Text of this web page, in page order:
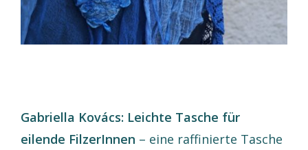
Gabriella Kovács: Leichte Tasche für
eilende FilzerInnen – eine raffinierte Tasche